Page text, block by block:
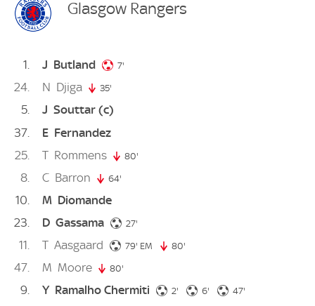
Glasgow Rangers
1 J Butland 7'
24 N Djiga 35'
5 J Souttar (c)
37
E Fernandez
25
T Rommens 80'
8 C Barron 64'
10 M Diomande
23
D Gassama 27'
11 T Aasgaard 79' 79. minute
EM 80'
47 M Moore 80'
9 Y Ramalho Chermiti 2' 2. minute
6' 6. minute
47'